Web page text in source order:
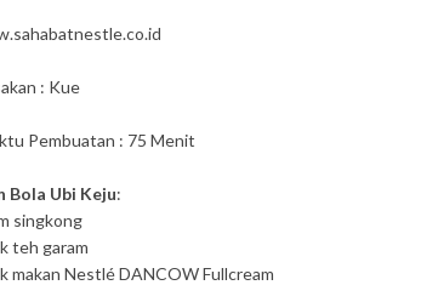
: Kue
Pembuatan : 75 Menit
Bola Ubi Keju:
singkong
teh garam
makan Nestlé DANCOW Fullcream